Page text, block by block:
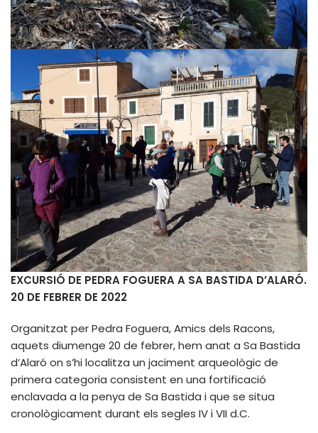
EXCURSIÓ DE PEDRA FOGUERA A SA BASTIDA D’ALARÓ.
20 DE FEBRER DE 2022
Organitzat per Pedra Foguera, Amics dels Racons,
aquets diumenge 20 de febrer, hem anat a Sa Bastida
d’Alaró on s’hi localitza un jaciment arqueològic de
primera categoria consistent en una fortificació
enclavada a la penya de Sa Bastida i que se situa
cronològicament durant els segles IV i VII d.C.